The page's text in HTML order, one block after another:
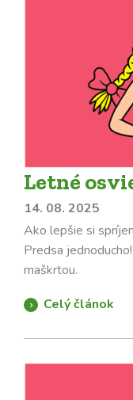
Letné
14. 08. 2025
Ako lepšie si
Predsa
maškrtou.
Celý článok